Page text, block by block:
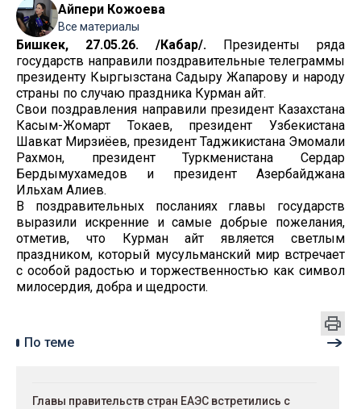
Айпери Кожоева
Все материалы
Бишкек, 27.05.26. /Кабар/. Президенты ряда
государств направили поздравительные телеграммы
президенту Кыргызстана Садыру Жапарову и народу
страны по случаю праздника Курман айт.
Свои поздравления направили президент Казахстана
Касым-Жомарт Токаев, президент Узбекистана
Шавкат Мирзиёев, президент Таджикистана Эмомали
Рахмон, президент Туркменистана Сердар
Бердымухамедов и президент Азербайджана
Ильхам Алиев.
В поздравительных посланиях главы государств
выразили искренние и самые добрые пожелания,
отметив, что Курман айт является светлым
праздником, который мусульманский мир встречает
с особой радостью и торжественностью как символ
милосердия, добра и щедрости.
По теме
Главы правительств стран ЕАЭС встретились с